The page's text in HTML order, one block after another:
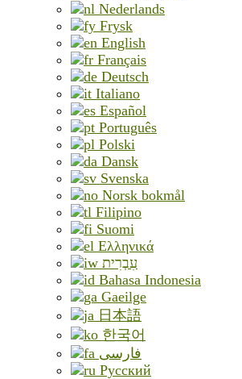
Nederlands
Frysk
English
Français
Deutsch
Italiano
Español
Português
Polski
Dansk
Svenska
Norsk bokmål
Filipino
Suomi
Ελληνικά
עִבְרִית
Bahasa Indonesia
Gaeilge
日本語
한국어
فارسی
Русский